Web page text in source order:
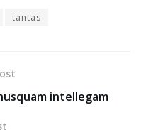
tantas
intellegam